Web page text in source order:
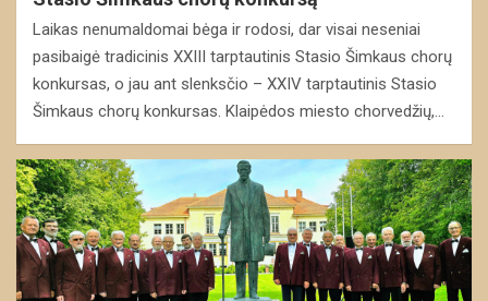
Laikas nenumaldomai bėga ir rodosi, dar visai neseniai
pasibaigė tradicinis XXIII tarptautinis Stasio Šimkaus chorų
konkursas, o jau ant slenksčio – XXIV tarptautinis Stasio
Šimkaus chorų konkursas. Klaipėdos miesto chorvedžių,…